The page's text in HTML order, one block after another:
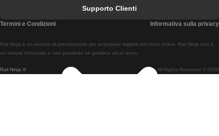
Treni Da Lisbon A Braga
Treni Da Braga A Lisbona
Rail Ninja ® All Rights Reserved © 2026
Rail Ninja è un servizio di prenotazione per acquistare biglietti del treno online. Rail Ninja non è
un vettore ferroviario e non possiede né gestisce alcun treno.
Supporto Clienti
Termini e Condizioni Informativa sulla privacy